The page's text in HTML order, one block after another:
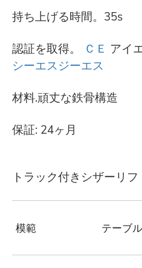
持ち上げる時間。35s
認証を取得。 ＣＥ アイ
シーエスジーエス
材料.頑丈な鉄骨構造
保証: 24ヶ月
トラック付きシザーリ
模範 テーブ